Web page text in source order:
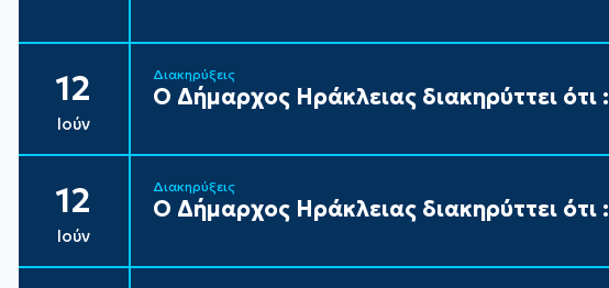
12
Ιούν
Διακηρύξεις
Ο Δήμαρχος Ηράκλειας διακηρύττει ότι :
12
Ιούν
Διακηρύξεις
Ο Δήμαρχος Ηράκλειας διακηρύττει ότι :